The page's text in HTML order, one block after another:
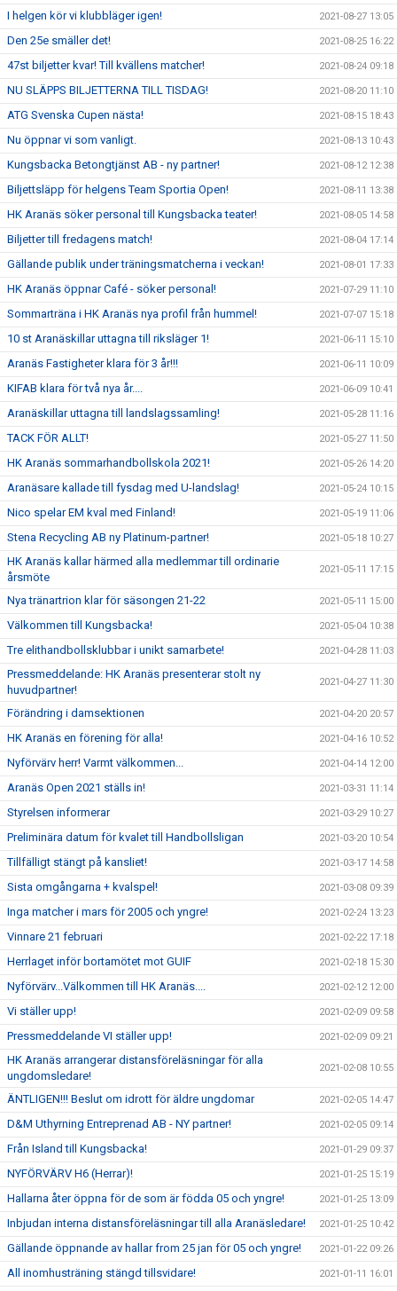
I helgen kör vi klubbläger igen! 2021-08-27 13:05
Den 25e smäller det! 2021-08-25 16:22
47st biljetter kvar! Till kvällens matcher! 2021-08-24 09:18
NU SLÄPPS BILJETTERNA TILL TISDAG! 2021-08-20 11:10
ATG Svenska Cupen nästa! 2021-08-15 18:43
Nu öppnar vi som vanligt. 2021-08-13 10:43
Kungsbacka Betongtjänst AB - ny partner! 2021-08-12 12:38
Biljettsläpp för helgens Team Sportia Open! 2021-08-11 13:38
HK Aranäs söker personal till Kungsbacka teater! 2021-08-05 14:58
Biljetter till fredagens match! 2021-08-04 17:14
Gällande publik under träningsmatcherna i veckan! 2021-08-01 17:33
HK Aranäs öppnar Café - söker personal! 2021-07-29 11:10
Sommarträna i HK Aranäs nya profil från hummel! 2021-07-07 15:18
10 st Aranäskillar uttagna till riksläger 1! 2021-06-11 15:10
Aranäs Fastigheter klara för 3 år!!! 2021-06-11 10:09
KIFAB klara för två nya år.... 2021-06-09 10:41
Aranäskillar uttagna till landslagssamling! 2021-05-28 11:16
TACK FÖR ALLT! 2021-05-27 11:50
HK Aranäs sommarhandbollskola 2021! 2021-05-26 14:20
Aranäsare kallade till fysdag med U-landslag! 2021-05-24 10:15
Nico spelar EM kval med Finland! 2021-05-19 11:06
Stena Recycling AB ny Platinum-partner! 2021-05-18 10:27
HK Aranäs kallar härmed alla medlemmar till ordinarie
årsmöte
2021-05-11 17:15
Nya tränartrion klar för säsongen 21-22 2021-05-11 15:00
Välkommen till Kungsbacka! 2021-05-04 10:38
Tre elithandbollsklubbar i unikt samarbete! 2021-04-28 11:03
Pressmeddelande: HK Aranäs presenterar stolt ny
huvudpartner!
2021-04-27 11:30
Förändring i damsektionen 2021-04-20 20:57
HK Aranäs en förening för alla! 2021-04-16 10:52
Nyförvärv herr! Varmt välkommen... 2021-04-14 12:00
Aranäs Open 2021 ställs in! 2021-03-31 11:14
Styrelsen informerar 2021-03-29 10:27
Preliminära datum för kvalet till Handbollsligan 2021-03-20 10:54
Tillfälligt stängt på kansliet! 2021-03-17 14:58
Sista omgångarna + kvalspel! 2021-03-08 09:39
Inga matcher i mars för 2005 och yngre! 2021-02-24 13:23
Vinnare 21 februari 2021-02-22 17:18
Herrlaget inför bortamötet mot GUIF 2021-02-18 15:30
Nyförvärv...Välkommen till HK Aranäs.... 2021-02-12 12:00
Vi ställer upp! 2021-02-09 09:58
Pressmeddelande VI ställer upp! 2021-02-09 09:21
HK Aranäs arrangerar distansföreläsningar för alla
ungdomsledare!
2021-02-08 10:55
ÄNTLIGEN!!! Beslut om idrott för äldre ungdomar 2021-02-05 14:47
D&M Uthyrning Entreprenad AB - NY partner! 2021-02-05 09:14
Från Island till Kungsbacka! 2021-01-29 09:37
NYFÖRVÄRV H6 (Herrar)! 2021-01-25 15:19
Hallarna åter öppna för de som är födda 05 och yngre! 2021-01-25 13:09
Inbjudan interna distansföreläsningar till alla Aranäsledare! 2021-01-25 10:42
Gällande öppnande av hallar from 25 jan för 05 och yngre! 2021-01-22 09:26
All inomhusträning stängd tillsvidare! 2021-01-11 16:01